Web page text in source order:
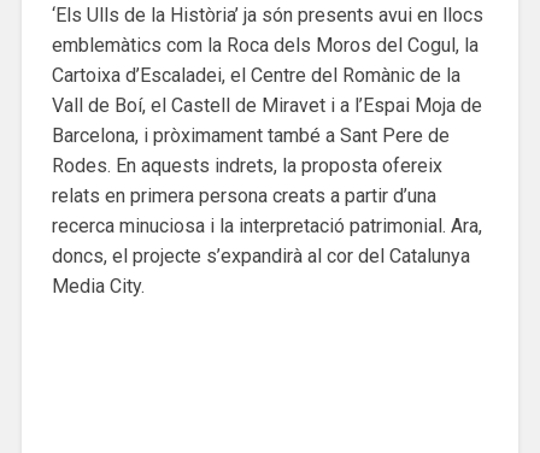
‘Els Ulls de la Història’ ja són presents avui en llocs
emblemàtics com la Roca dels Moros del Cogul, la
Cartoixa d’Escaladei, el Centre del Romànic de la
Vall de Boí, el Castell de Miravet i a l’Espai Moja de
Barcelona, i pròximament també a Sant Pere de
Rodes. En aquests indrets, la proposta ofereix
relats en primera persona creats a partir d’una
recerca minuciosa i la interpretació patrimonial. Ara,
doncs, el projecte s’expandirà al cor del Catalunya
Media City.